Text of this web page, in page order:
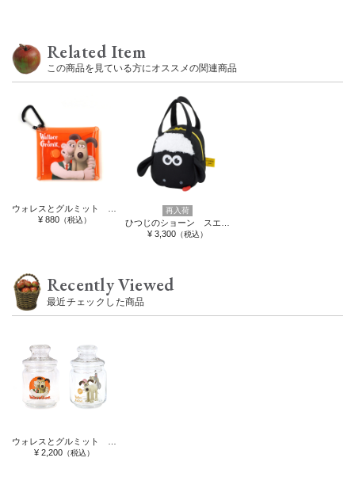
Related Item
この商品を見ている方にオススメの関連商品
¥ 880（税込）
再入荷
¥ 3,300（税込）
Recently Viewed
最近チェックした商品
¥ 2,200 （税込）